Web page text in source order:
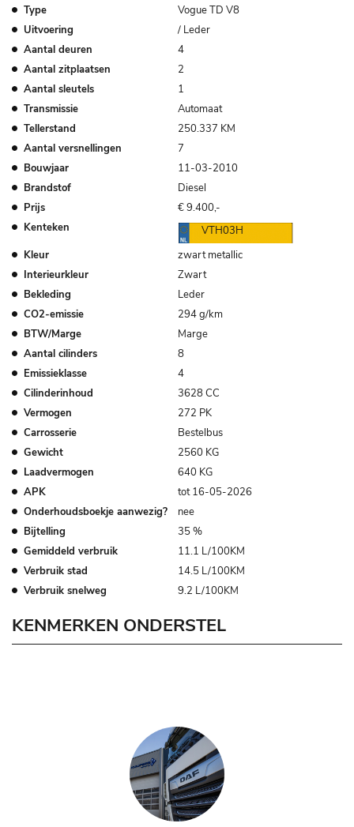
Type
Vogue TD V8
Uitvoering
/ Leder
Aantal deuren
4
Aantal zitplaatsen
2
Aantal sleutels
1
Transmissie
Automaat
Tellerstand
250.337 KM
Aantal versnellingen
7
Bouwjaar
11-03-2010
Brandstof
Diesel
Prijs
€ 9.400,-
Kenteken
VTH03H
Kleur
zwart metallic
Interieurkleur
Zwart
Bekleding
Leder
CO2-emissie
294 g/km
BTW/Marge
Marge
Aantal cilinders
8
Emissieklasse
4
Cilinderinhoud
3628 CC
Vermogen
272 PK
Carrosserie
Bestelbus
Gewicht
2560 KG
Laadvermogen
640 KG
APK
tot 16-05-2026
Onderhoudsboekje aanwezig?
nee
Bijtelling
35 %
Gemiddeld verbruik
11.1 L/100KM
Verbruik stad
14.5 L/100KM
Verbruik snelweg
9.2 L/100KM
KENMERKEN ONDERSTEL